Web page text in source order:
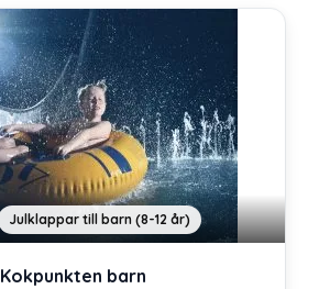
Julklappar till barn (8-12 år)
Kokpunkten barn